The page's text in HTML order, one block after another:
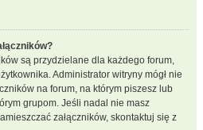
są przydzielane dla każdego forum,
Administrator witryny mógł nie
na forum, na którym piszesz lub
grupom. Jeśli nadal nie masz
załączników, skontaktuj się z